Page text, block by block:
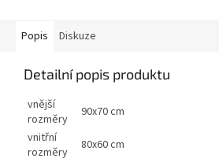
Popis Diskuze
Detailní popis produktu
vnější
rozměry
90x70 cm
vnitřní
rozměry
80x60 cm